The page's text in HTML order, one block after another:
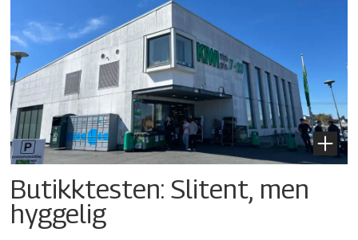
Butikktesten: Slitent, men
hyggelig